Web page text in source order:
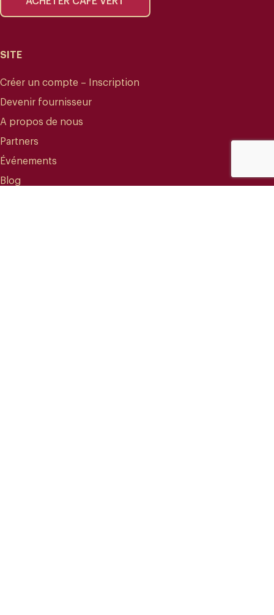
SITE
Créer un compte – Inscription
Devenir fournisseur
A propos de nous
Partners
Événements
Blog